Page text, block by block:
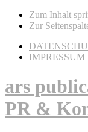
Zum Inhalt
Zur
IMPRESSUM
ars
PR &